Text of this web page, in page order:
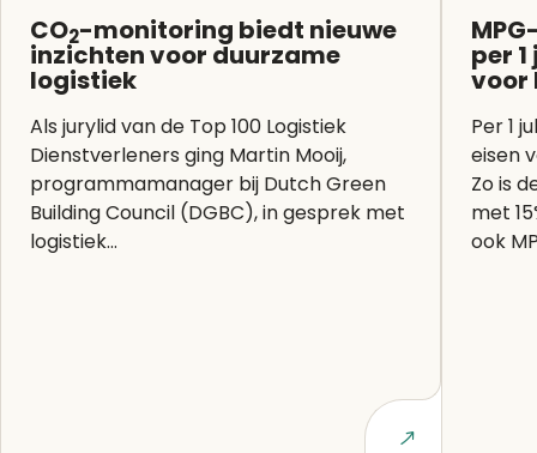
CO2-monitoring biedt nieuwe
inzichten voor duurzame
logistiek
Als jurylid van de Top 100 Logistiek
Dienstverleners ging Martin Mooij,
programmamanager bij Dutch Green
Building Council (DGBC), in gesprek met
logistiek...
Lees artikel
per
voor
Per 1
eisen
Zo is
met
ook